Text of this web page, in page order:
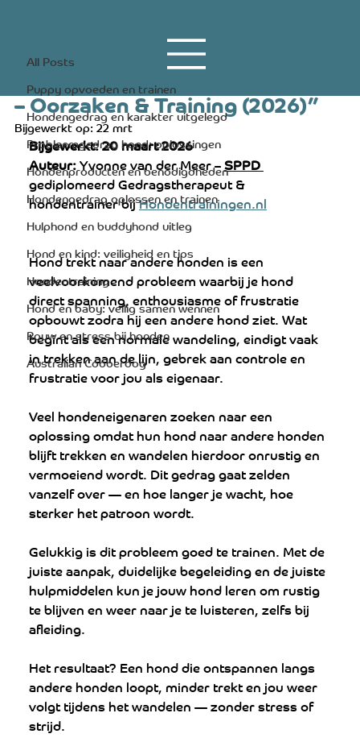
All Posts
Puppy opvoeden en trainen
Hondengedrag en karakter uitgelegd
Probleemgedrag hond: oplossingen
Hondenproducten en benodigdheden
Hondengedrag oplossen en trainen
Hulphond en buddyhond uitleg
Hond en kind: veiligheid en tips
Hondentraining
Hond en baby: veilig samen wennen
Rouw en stress bij honden
Australian Cobberdog
“Hond trekt naar andere honden
– Oorzaken & Training (2026)”
14 minuten om te lezen
Bijgewerkt op:22 mrt
Bijgewerkt: 20 maart 2026
Auteur: Yvonne van der Meer – SPPD
gediplomeerd Gedragstherapeut &
hondentrainer bij Hondentrainingen.nl
Hond trekt naar andere honden is een
veelvoorkomend probleem waarbij je hond
direct spanning, enthousiasme of frustratie
opbouwt zodra hij een andere hond ziet. Wat
begint als een normale wandeling, eindigt vaak
in trekken aan de lijn, gebrek aan controle en
frustratie voor jou als eigenaar.
Veel hondeneigenaren zoeken naar een
oplossing omdat hun hond naar andere honden
blijft trekken en wandelen hierdoor onrustig en
vermoeiend wordt. Dit gedrag gaat zelden
vanzelf over — en hoe langer je wacht, hoe
sterker het patroon wordt.
Gelukkig is dit probleem goed te trainen. Met de
juiste aanpak, duidelijke begeleiding en de juiste
hulpmiddelen kun je jouw hond leren om rustig
te blijven en weer naar je te luisteren, zelfs bij
afleiding.
Het resultaat? Een hond die ontspannen langs
andere honden loopt, minder trekt en jou weer
volgt tijdens het wandelen — zonder stress of
strijd.